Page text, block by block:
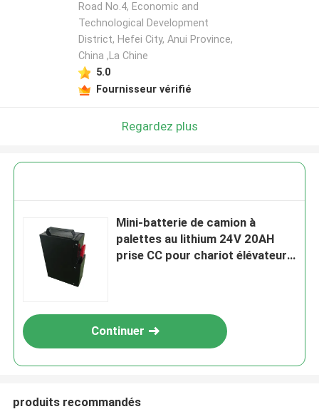
Road No.4, Economic and
Technological Development
District, Hefei City, Anui Province,
China ,La Chine
5.0
Fournisseur vérifié
Regardez plus
Mini-batterie de camion à
palettes au lithium 24V 20AH
prise CC pour chariot élévateur
Continuer
produits recommandés